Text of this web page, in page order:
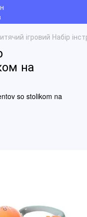
ігровий Набір
на
so stolikom na